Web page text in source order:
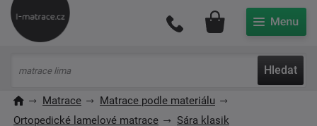
Hledat
Můj účet
Matrace
Matrace podle materiálu
Ortopedické lamelové matrace
Sára klasik